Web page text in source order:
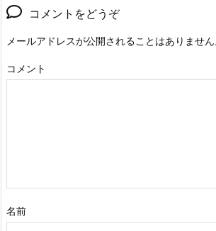
コメントをどうぞ
メールアドレスが公開されることはありません
コメント
名前